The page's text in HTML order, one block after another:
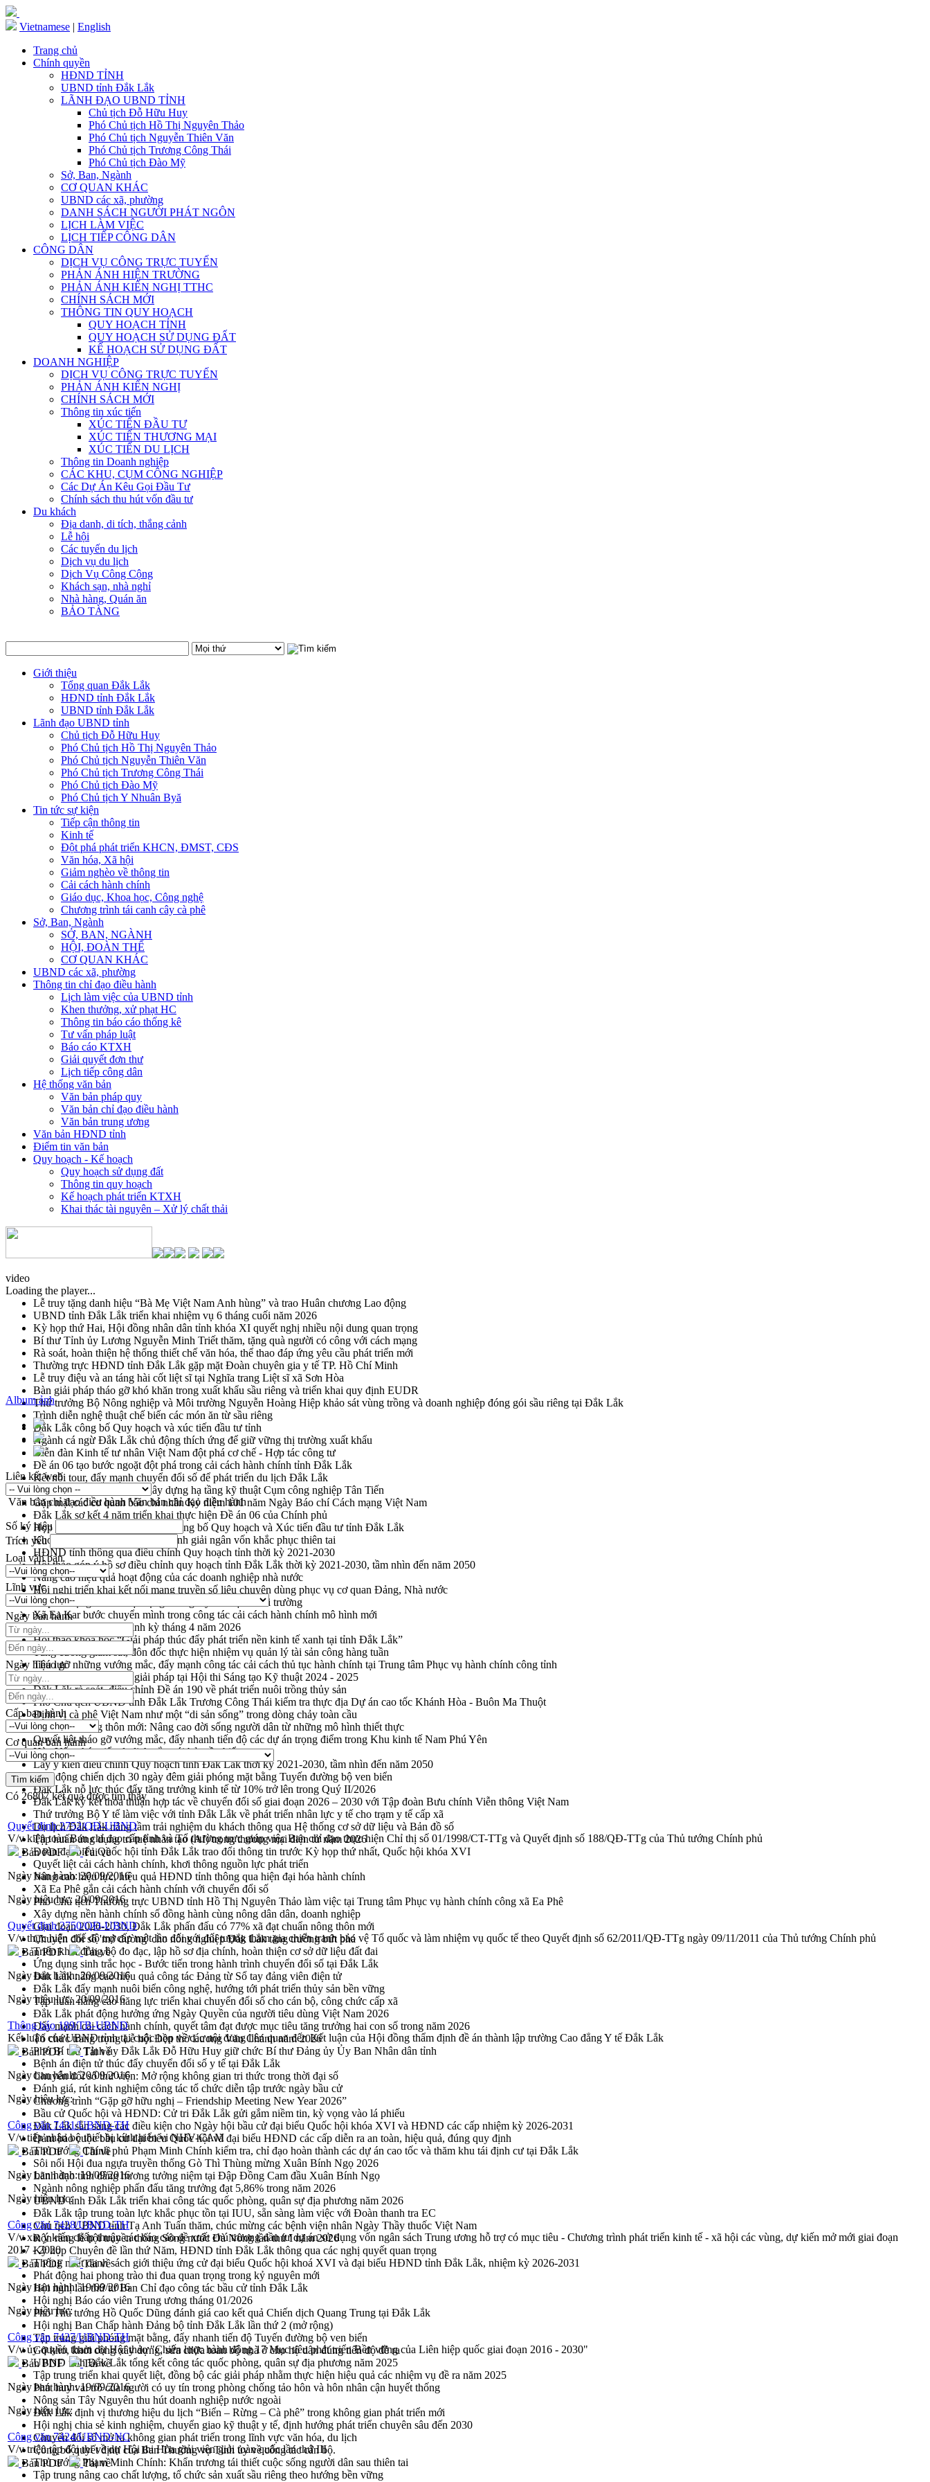
Vietnamese | English
Trang chủ
Chính quyền
HĐND TỈNH
UBND tỉnh Đắk Lắk
LÃNH ĐẠO UBND TỈNH
Chủ tịch Đỗ Hữu Huy
Phó Chủ tịch Hồ Thị Nguyên Thảo
Phó Chủ tịch Nguyễn Thiên Văn
Phó Chủ tịch Trương Công Thái
Phó Chủ tịch Đào Mỹ
Sở, Ban, Ngành
CƠ QUAN KHÁC
UBND các xã, phường
DANH SÁCH NGƯỜI PHÁT NGÔN
LỊCH LÀM VIỆC
LỊCH TIẾP CÔNG DÂN
CÔNG DÂN
DỊCH VỤ CÔNG TRỰC TUYẾN
PHẢN ÁNH HIỆN TRƯỜNG
PHẢN ÁNH KIẾN NGHỊ TTHC
CHÍNH SÁCH MỚI
THÔNG TIN QUY HOẠCH
QUY HOẠCH TỈNH
QUY HOẠCH SỬ DỤNG ĐẤT
KẾ HOẠCH SỬ DỤNG ĐẤT
DOANH NGHIỆP
DỊCH VỤ CÔNG TRỰC TUYẾN
PHẢN ÁNH KIẾN NGHỊ
CHÍNH SÁCH MỚI
Thông tin xúc tiến
XÚC TIẾN ĐẦU TƯ
XÚC TIẾN THƯƠNG MẠI
XÚC TIẾN DU LỊCH
Thông tin Doanh nghiệp
CÁC KHU, CỤM CÔNG NGHIỆP
Các Dự Án Kêu Gọi Đầu Tư
Chính sách thu hút vốn đầu tư
Du khách
Địa danh, di tích, thắng cảnh
Lễ hội
Các tuyến du lịch
Dịch vụ du lịch
Dịch Vụ Công Cộng
Khách sạn, nhà nghỉ
Nhà hàng, Quán ăn
BẢO TÀNG
Giới thiệu
Tổng quan Đắk Lắk
HĐND tỉnh Đắk Lắk
UBND tỉnh Đắk Lắk
Lãnh đạo UBND tỉnh
Chủ tịch Đỗ Hữu Huy
Phó Chủ tịch Hồ Thị Nguyên Thảo
Phó Chủ tịch Nguyễn Thiên Văn
Phó Chủ tịch Trương Công Thái
Phó Chủ tịch Đào Mỹ
Phó Chủ tịch Y Nhuân Byă
Tin tức sự kiện
Tiếp cận thông tin
Kinh tế
Đột phá phát triển KHCN, ĐMST, CĐS
Văn hóa, Xã hội
Giảm nghèo về thông tin
Cải cách hành chính
Giáo dục, Khoa học, Công nghệ
Chương trình tái canh cây cà phê
Sở, Ban, Ngành
SỞ, BAN, NGÀNH
HỘI, ĐOÀN THỂ
CƠ QUAN KHÁC
UBND các xã, phường
Thông tin chỉ đạo điều hành
Lịch làm việc của UBND tỉnh
Khen thưởng, xử phạt HC
Thông tin báo cáo thống kê
Tư vấn pháp luật
Báo cáo KTXH
Giải quyết đơn thư
Lịch tiếp công dân
Hệ thống văn bản
Văn bản pháp quy
Văn bản chỉ đạo điều hành
Văn bản trung ương
Văn bản HĐND tỉnh
Điểm tin văn bản
Quy hoạch - Kế hoạch
Quy hoạch sử dụng đất
Thông tin quy hoạch
Kế hoạch phát triển KTXH
Khai thác tài nguyên – Xử lý chất thải
video
Loading the player...
Lễ truy tặng danh hiệu “Bà Mẹ Việt Nam Anh hùng” và trao Huân chương Lao động
UBND tỉnh Đắk Lắk triển khai nhiệm vụ 6 tháng cuối năm 2026
Kỳ họp thứ Hai, Hội đồng nhân dân tỉnh khóa XI quyết nghị nhiều nội dung quan trọng
Bí thư Tỉnh ủy Lương Nguyễn Minh Triết thăm, tặng quà người có công với cách mạng
Rà soát, hoàn thiện hệ thống thiết chế văn hóa, thể thao đáp ứng yêu cầu phát triển mới
Thường trực HĐND tỉnh Đắk Lắk gặp mặt Đoàn chuyên gia y tế TP. Hồ Chí Minh
Lễ truy điệu và an táng hài cốt liệt sĩ tại Nghĩa trang Liệt sĩ xã Sơn Hòa
Bàn giải pháp tháo gỡ khó khăn trong xuất khẩu sầu riêng và triển khai quy định EUDR
Thứ trưởng Bộ Nông nghiệp và Môi trường Nguyễn Hoàng Hiệp khảo sát vùng trồng và doanh nghiệp đóng gói sầu riêng tại Đắk Lắk
Trình diễn nghệ thuật chế biến các món ăn từ sầu riêng
Đắk Lắk công bố Quy hoạch và xúc tiến đầu tư tỉnh
Ngành cá ngừ Đắk Lắk chủ động thích ứng để giữ vững thị trường xuất khẩu
Diễn đàn Kinh tế tư nhân Việt Nam đột phá cơ chế - Hợp tác công tư
Đề án 06 tạo bước ngoặt đột phá trong cải cách hành chính tỉnh Đắk Lắk
Kết nối tour, đẩy mạnh chuyển đổi số để phát triển du lịch Đắk Lắk
Khởi động Dự án Đầu tư xây dựng hạ tầng kỹ thuật Cụm công nghiệp Tân Tiến
Gặp mặt các cơ quan báo chí nhân Kỷ niệm 101 năm Ngày Báo chí Cách mạng Việt Nam
Đắk Lắk sơ kết 4 năm triển khai thực hiện Đề án 06 của Chính phủ
Họp báo thông tin về Hội nghị Công bố Quy hoạch và Xúc tiến đầu tư tỉnh Đắk Lắk
Khơi thông điểm nghẽn, đẩy nhanh giải ngân vốn khắc phục thiên tai
HĐND tỉnh thông qua điều chỉnh Quy hoạch tỉnh thời kỳ 2021-2030
Hội thảo góp ý hồ sơ điều chỉnh quy hoạch tỉnh Đắk Lắk thời kỳ 2021-2030, tầm nhìn đến năm 2050
Nâng cao hiệu quả hoạt động của các doanh nghiệp nhà nước
Hội nghị triển khai kết nối mạng truyền số liệu chuyên dùng phục vụ cơ quan Đảng, Nhà nước
Lễ phát động chuỗi hoạt động chung tay làm sạch môi trường
Xã Ea Kar bước chuyển mình trong công tác cải cách hành chính mô hình mới
UBND tỉnh họp báo định kỳ tháng 4 năm 2026
Hội thảo khoa học “Giải pháp thúc đẩy phát triển nền kinh tế xanh tại tỉnh Đắk Lắk”
Tăng cường giám sát, đôn đốc thực hiện nhiệm vụ quản lý tài sản công hàng tuần
Tháo gỡ những vướng mắc, đẩy mạnh công tác cải cách thủ tục hành chính tại Trung tâm Phục vụ hành chính công tỉnh
Đắk Lắk: Tôn vinh 46 giải pháp tại Hội thi Sáng tạo Kỹ thuật 2024 - 2025
Đắk Lắk rà soát, điều chỉnh Đề án 190 về phát triển nuôi trồng thủy sản
Phó Chủ tịch UBND tỉnh Đắk Lắk Trương Công Thái kiểm tra thực địa Dự án cao tốc Khánh Hòa - Buôn Ma Thuột
Định vị cà phê Việt Nam như một “di sản sống” trong dòng chảy toàn cầu
Xây dựng nông thôn mới: Nâng cao đời sống người dân từ những mô hình thiết thực
Quyết liệt tháo gỡ vướng mắc, đẩy nhanh tiến độ các dự án trọng điểm trong Khu kinh tế Nam Phú Yên
Hòn Yến phát triển du lịch gắn với bảo tồn biển
Lấy ý kiến điều chỉnh Quy hoạch tỉnh Đắk Lắk thời kỳ 2021-2030, tầm nhìn đến năm 2050
Phát động chiến dịch 30 ngày đêm giải phóng mặt bằng Tuyến đường bộ ven biển
Đắk Lắk nỗ lực thúc đẩy tăng trưởng kinh tế từ 10% trở lên trong Quý II/2026
Đắk Lắk ký kết thỏa thuận hợp tác về chuyển đổi số giai đoạn 2026 – 2030 với Tập đoàn Bưu chính Viễn thông Việt Nam
Thứ trưởng Bộ Y tế làm việc với tỉnh Đắk Lắk về phát triển nhân lực y tế cho trạm y tế cấp xã
Du lịch Đắk Lắk nâng tầm trải nghiệm du khách thông qua Hệ thống cơ sở dữ liệu và Bản đồ số
Tập huấn ứng dụng trí tuệ nhân tạo (AI) trong thương mại điện tử năm 2026
Đoàn đại biểu Quốc hội tỉnh Đắk Lắk trao đổi thông tin trước Kỳ họp thứ nhất, Quốc hội khóa XVI
Quyết liệt cải cách hành chính, khơi thông nguồn lực phát triển
Nâng cao hiệu lực, hiệu quả HĐND tỉnh thông qua hiện đại hóa hành chính
Xã Ea Phê gắn cải cách hành chính với chuyển đổi số
Phó Chủ tịch Thường trực UBND tỉnh Hồ Thị Nguyên Thảo làm việc tại Trung tâm Phục vụ hành chính công xã Ea Phê
Xây dựng nền hành chính số đồng hành cùng nông dân dân, doanh nghiệp
Giai đoạn 2026-2030, Đắk Lắk phấn đấu có 77% xã đạt chuẩn nông thôn mới
Chuyển đổi số 'mở đường' cho nông nghiệp Đắk Lắk tăng trưởng bứt phá
Triển khai đồng bộ đo đạc, lập hồ sơ địa chính, hoàn thiện cơ sở dữ liệu đất đai
Ứng dụng sinh trắc học - Bước tiến trong hành trình chuyển đổi số tại Đắk Lắk
Đắk Lắk nâng cao hiệu quả công tác Đảng từ Sổ tay đảng viên điện tử
Đắk Lắk đẩy mạnh nuôi biển công nghệ, hướng tới phát triển thủy sản bền vững
Tập huấn nâng cao năng lực triển khai chuyển đổi số cho cán bộ, công chức cấp xã
Đắk Lắk phát động hưởng ứng Ngày Quyền của người tiêu dùng Việt Nam 2026
Đẩy mạnh cải cách hành chính, quyết tâm đạt được mục tiêu tăng trưởng hai con số trong năm 2026
Tổ chức trang trọng Lễ hội Đền thờ Lương Văn Chánh năm 2026
Phó Bí thư Tỉnh ủy Đắk Lắk Đỗ Hữu Huy giữ chức Bí thư Đảng ủy Ủy Ban Nhân dân tỉnh
Bệnh án điện tử thúc đẩy chuyển đổi số y tế tại Đắk Lắk
Chuyển đổi số thư viện: Mở rộng không gian tri thức trong thời đại số
Đánh giá, rút kinh nghiệm công tác tổ chức diễn tập trước ngày bầu cử
Chương trình “Gặp gỡ hữu nghị – Friendship Meeting New Year 2026”
Bầu cử Quốc hội và HĐND: Cử tri Đắk Lắk gửi gắm niềm tin, kỳ vọng vào lá phiếu
Đắk Lắk sẵn sàng các điều kiện cho Ngày hội bầu cử đại biểu Quốc hội khóa XVI và HĐND các cấp nhiệm kỳ 2026-2031
Đảm bảo cuộc bầu cử đại biểu Quốc hội và đại biểu HĐND các cấp diễn ra an toàn, hiệu quả, đúng quy định
Thủ tướng Chính phủ Phạm Minh Chính kiểm tra, chỉ đạo hoàn thành các dự án cao tốc và thăm khu tái định cư tại Đắk Lắk
Sôi nổi Hội đua ngựa truyền thống Gò Thì Thùng mừng Xuân Bính Ngọ 2026
Lãnh đạo tỉnh dâng hương tưởng niệm tại Đập Đồng Cam đầu Xuân Bính Ngọ
Ngành nông nghiệp phấn đấu tăng trưởng đạt 5,86% trong năm 2026
UBND tỉnh Đắk Lắk triển khai công tác quốc phòng, quân sự địa phương năm 2026
Đắk Lắk tập trung toàn lực khắc phục tồn tại IUU, sẵn sàng làm việc với Đoàn thanh tra EC
Chủ tịch UBND tỉnh Tạ Anh Tuấn thăm, chúc mừng các bệnh viện nhân Ngày Thầy thuốc Việt Nam
Rộn ràng lễ hội truyền thống Sông nước Đà Nông lần thứ I năm 2026
Kỳ họp Chuyên đề lần thứ Năm, HĐND tỉnh Đắk Lắk thông qua các nghị quyết quan trọng
Thống nhất danh sách giới thiệu ứng cử đại biểu Quốc hội khoá XVI và đại biểu HĐND tỉnh Đắk Lắk, nhiệm kỳ 2026-2031
Phát động hai phong trào thi đua quan trọng trong kỷ nguyên mới
Hội nghị lần thứ tư Ban Chỉ đạo công tác bầu cử tỉnh Đắk Lắk
Hội nghị Báo cáo viên Trung ương tháng 01/2026
Phó Thủ tướng Hồ Quốc Dũng đánh giá cao kết quả Chiến dịch Quang Trung tại Đắk Lắk
Hội nghị Ban Chấp hành Đảng bộ tỉnh Đắk Lắk lần thứ 2 (mở rộng)
Tập trung giải phóng mặt bằng, đẩy nhanh tiến độ Tuyến đường bộ ven biển
Gỡ khó, khởi công xây dựng, sửa chữa toàn bộ nhà ở cho hộ dân đúng tiến độ đề ra
UBND tỉnh Đắk Lắk tổng kết công tác quốc phòng, quân sự địa phương năm 2025
Tập trung triển khai quyết liệt, đồng bộ các giải pháp nhằm thực hiện hiệu quả các nhiệm vụ đề ra năm 2025
Phát huy vai trò của người có uy tín trong phòng chống tảo hôn và hôn nhân cận huyết thống
Nông sản Tây Nguyên thu hút doanh nghiệp nước ngoài
Đắk Lắk định vị thương hiệu du lịch “Biển – Rừng – Cà phê” trong không gian phát triển mới
Hội nghị chia sẻ kinh nghiệm, chuyển giao kỹ thuật y tế, định hướng phát triển chuyên sâu đến 2030
Chuyển đổi số mở ra không gian phát triển trong lĩnh vực văn hóa, du lịch
Công bố quyết định của Ban Thường vụ Tỉnh ủy về công tác cán bộ.
Thủ tướng Phạm Minh Chính: Khẩn trương tái thiết cuộc sống người dân sau thiên tai
Tập trung nâng cao chất lượng, tổ chức sản xuất sầu riêng theo hướng bền vững
Album ảnh
Liên kết web
Văn bản chỉ đạo điều hành Văn bản chỉ đạo điều hành
Số ký hiệu
Trích yếu
Loại văn bản
Lĩnh vực
Ngày ban hành
Ngày hiệu lực
Cấp ban hành
Cơ quan ban hành
Có 26807kết quả được tìm thấy
Quyết định 2752/QĐ-UBND
V/v kiện toàn Ban chỉ đạo cấp tỉnh và Tổ thường trực giúp việc Ban chỉ đạo thực hiện Chỉ thị số 01/1998/CT-TTg và Quyết định số 188/QĐ-TTg của Thủ tướng Chính phủ
Bản PDF
Tải về
Ngày ban hành:20/09/2016
Ngày hiệu lực: 20/09/2016
Quyết định 2750/QĐ-UBND
V/v thực hiện chế độ trợ cấp một lần đối với đối tượng tham gia chiến tranh bảo vệ Tổ quốc và làm nhiệm vụ quốc tế theo Quyết định số 62/2011/QĐ-TTg ngày 09/11/2011 của Thủ tướng Chính phủ
Bản PDF
Tải về
Ngày ban hành:20/09/2016
Ngày hiệu lực:20/09/2016
Thông báo 189/TB-UBND
Kết luận của UBND tỉnh tại cuộc họp về các nội dung liên quan đến Kết luận của Hội đồng thẩm định đề án thành lập trường Cao đẳng Y tế Đắk Lắk
Bản PDF
Tải về
Ngày ban hành:20/09/2016
Ngày hiệu lực:
Công văn 7431/UBND-TH
V/v tiếp nhận bộ thiết bị kính hiển vi NHV-CAM
Bản PDF
Tải về
Ngày ban hành:19/09/2016
Ngày hiệu lực:
Công văn 7428/UBND-TH
V/v xin ý kiến chấp thuận các báo cáo đề xuất chú trương đầu tư dự án sử dụng vốn ngân sách Trung ương hỗ trợ có mục tiêu - Chương trình phát triển kinh tế - xã hội các vùng, dự kiến mở mới giai đoạn
2017 - 2020
Bản PDF
Tải về
Ngày ban hành:19/09/2016
Ngày hiệu lực:
Công văn 7427/UBND-TH
V/v ủy quyền tham dự Hội thảo "Chiến lược hành động 17 Mục tiêu phát triển Bền vững của Liên hiệp quốc giai đoạn 2016 - 2030"
Bản PDF
Tải về
Ngày ban hành:19/09/2016
Ngày hiệu lực:
Công văn 7424/UBND-NC
V/v triệu tập đội thi về dự Hội thi Hòa giải viên giỏi toàn quốc lần thứ III
Bản PDF
Tải về